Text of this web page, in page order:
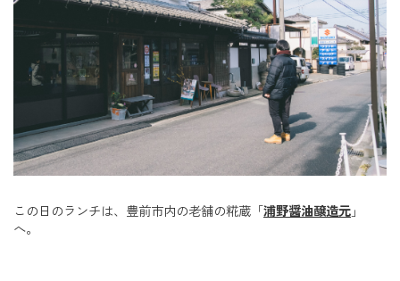
この日のランチは、豊前市内の老舗の糀蔵「浦野醤油醸造元 」
へ。